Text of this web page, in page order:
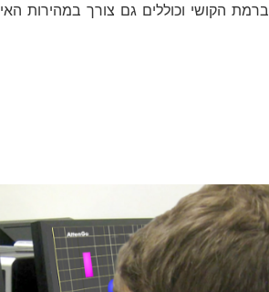
הקושי וכוללים גם צורך במהירות